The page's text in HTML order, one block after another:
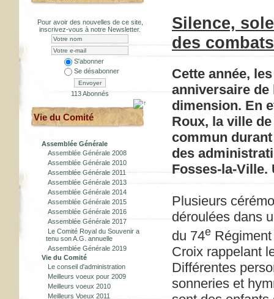
Pour avoir des nouvelles de ce site,
inscrivez-vous à notre Newsletter.
S'abonner
Se désabonner
Envoyer
113 Abonnés
Vie du Comité
Assemblée Générale
Assemblée Générale 2008
Assemblée Générale 2010
Assemblée Générale 2011
Assemblée Générale 2013
Assemblée Générale 2014
Assemblée Générale 2015
Assemblée Générale 2016
Assemblée Générale 2017
Le Comité Royal du Souvenir a
tenu son A.G. annuelle
Assemblée Générale 2019
Vie du Comité
Le conseil d'administration
Meilleurs voeux pour 2009
Meilleurs voeux 2010
Meilleurs Voeux 2011
Silence,
des
Cette année,
anniversaire de
dimension. En
Roux, la ville
commun durant
des
Fosses-la-Ville.
Plusieurs
déroulées dans
du 74e
Croix rappelant
Différentes
sonneries et